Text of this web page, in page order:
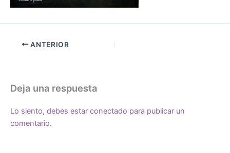
ANTERIOR
Deja una respuesta
Lo siento, debes estar conectado para publicar un
comentario.